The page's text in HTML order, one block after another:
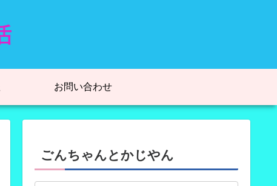
お問い合わせ
ごんちゃんとかじやん